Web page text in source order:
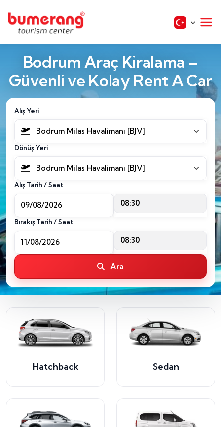
Bodrum Araç Kiralama –
Güvenli ve Kolay Rent A Car
Alış Yeri
Bodrum Milas Havalimanı [BJV]
Dönüş Yeri
Bodrum Milas Havalimanı [BJV]
Alış Tarih / Saat
08:30
Bırakış Tarih / Saat
08:30
Ara
Hatchback Sedan